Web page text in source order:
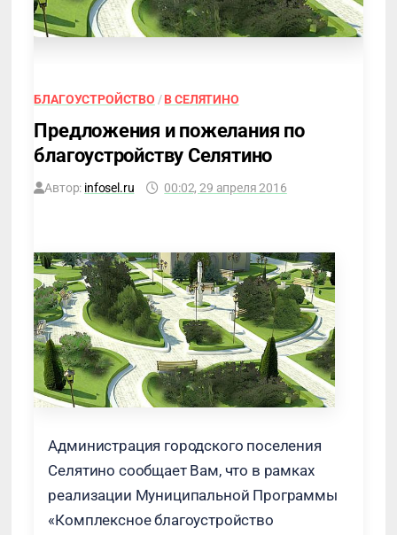
БЛАГОУСТРОЙСТВО /В СЕЛЯТИНО
Предложения и пожелания по
благоустройству Селятино
Автор: infosel.ru 00:02, 29 апреля 2016
Администрация городского поселения
Селятино сообщает Вам, что в рамках
реализации Муниципальной Программы
«Комплексное благоустройство